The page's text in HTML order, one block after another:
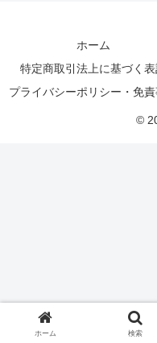
ホーム
特定商取引法上に基づく
プライバシーポリシー・免
©
ホーム 検索